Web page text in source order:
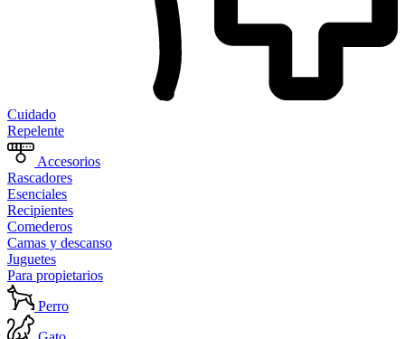
Cuidado
Repelente
Accesorios
Rascadores
Esenciales
Recipientes
Comederos
Camas y descanso
Juguetes
Para propietarios
Perro